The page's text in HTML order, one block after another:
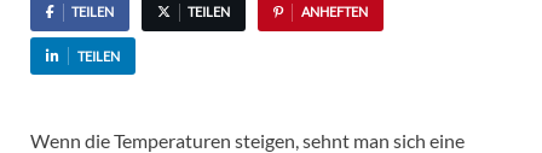
TEILEN TEILEN ANHEFTEN
TEILEN
Wenn die Temperaturen steigen, sehnt man sich eine